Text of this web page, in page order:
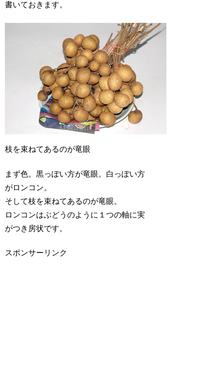
書いておきます。
枝を束ねてあるのが竜眼
まず色。黒っぽい方が竜眼。白っぽい方
がロンコン。
そして枝を束ねてあるのが竜眼。
ロンコンはぶどうのように１つの軸に実
がつき房状です。
スポンサーリンク